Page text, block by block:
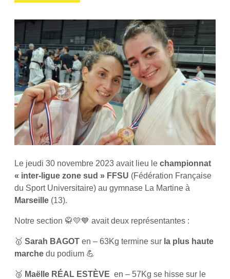
Le jeudi 30 novembre 2023 avait lieu le championnat
« inter-ligue zone sud » FFSU (Fédération Française
du Sport Universitaire) au gymnase La Martine à
Marseille (13).
Notre section 🥋💛💙 avait deux représentantes :
🥇 Sarah BAGOT en – 63Kg termine sur la plus haute
marche du podium 💪
🥉 Maëlle RÉAL ESTÈVE en – 57Kg se hisse sur le